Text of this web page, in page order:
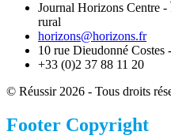
Journal Horizons Centre
rural
horizons@horizons.fr
10 rue Dieudonné Costes
+33 (0)2 37 88 11 20
© Réussir 2026 - Tous droits
Footer Copyright